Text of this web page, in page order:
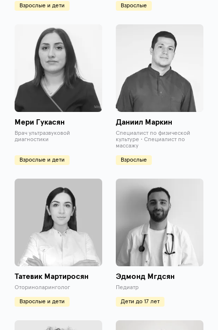
Взрослые и дети Взрослые
Мери Гукасян
Врач ультразвуковой
диагностики
Взрослые и дети
Даниил Маркин
Cпециалист по физической
культуре • Специалист по
массажу
Взрослые
Татевик Мартиросян
Оториноларинголог
Взрослые и дети
Эдмонд Мгдсян
Педиатр
Дети до 17 лет